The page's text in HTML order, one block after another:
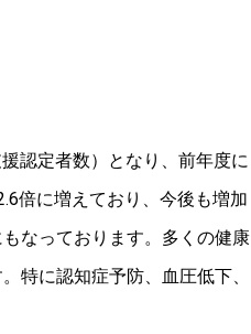
認定者数）となり、前年度に
倍に増えており、今後も増加
なっております。多くの健康
特に認知症予防、血圧低下、